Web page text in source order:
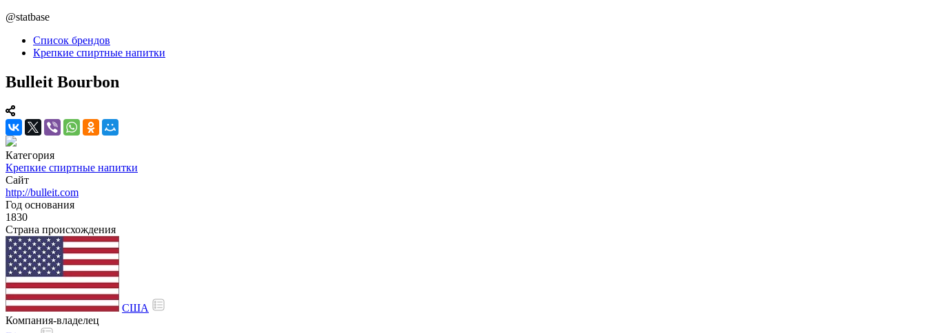
@statbase
Список брендов
Крепкие спиртные напитки
Bulleit Bourbon
Категория
Крепкие спиртные напитки
Сайт
http://bulleit.com
Год основания
1830
Страна происхождения
США
Компания-владелец